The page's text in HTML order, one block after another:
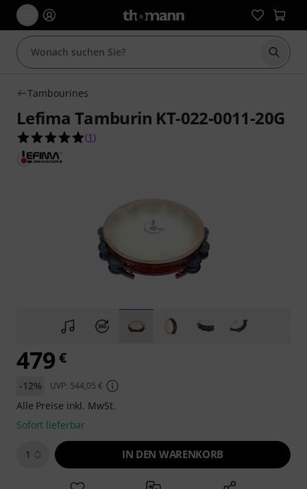
Suche
Tambourines
Lefima Tamburin KT-022-0011-20G
5.0 von 5 Sternen aus 1 Kundenbewertungen
(1 )
479 €
-12% UVP: 544,05 €
Alle Preise inkl. MwSt.
Sofort lieferbar
1 IN DEN WARENKORB